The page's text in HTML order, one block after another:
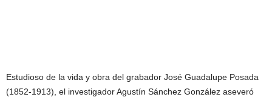
Estudioso de la vida y obra del grabador José Guadalupe Posada
(1852-1913), el investigador Agustín Sánchez González aseveró